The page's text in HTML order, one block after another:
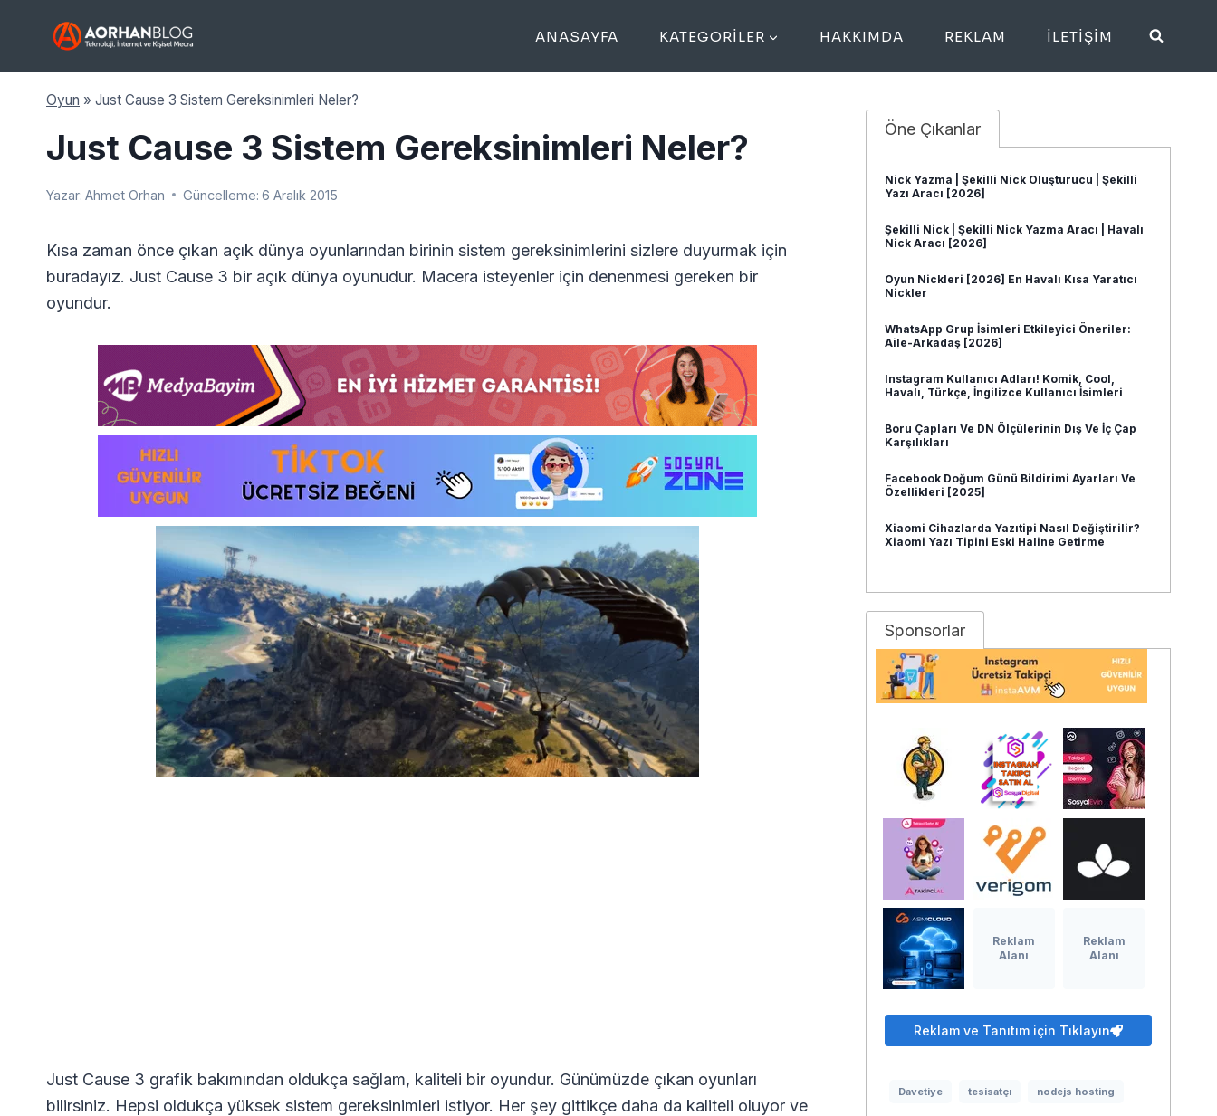
ANASAYFA KATEGORILER HAKKIMDA REKLAM İLETIŞIM
Oyun » Just Cause 3 Sistem Gereksinimleri Neler?
Just Cause 3 Sistem Gereksinimleri Neler?
Yazar: Ahmet Orhan Güncelleme: 6 Aralık 2015
Kısa zaman önce çıkan açık dünya oyunlarından birinin sistem gereksinimlerini sizlere duyurmak için
buradayız. Just Cause 3 bir açık dünya oyunudur. Macera isteyenler için denenmesi gereken bir
oyundur.
Just Cause 3 grafik bakımından oldukça sağlam, kaliteli bir oyundur. Günümüzde çıkan oyunları
bilirsiniz. Hepsi oldukça yüksek sistem gereksinimleri istiyor. Her şey gittikçe daha da kaliteli oluyor ve
Öne Çıkanlar
Nick Yazma | Şekilli Nick Oluşturucu | Şekilli
Yazı Aracı [2026]
Şekilli Nick | Şekilli Nick Yazma Aracı | Havalı
Nick Aracı [2026]
Oyun Nickleri [2026] En Havalı Kısa Yaratıcı
Nickler
WhatsApp Grup İsimleri Etkileyici Öneriler:
Aile-Arkadaş [2026]
Instagram Kullanıcı Adları! Komik, Cool,
Havalı, Türkçe, İngilizce Kullanıcı İsimleri
Boru Çapları Ve DN Ölçülerinin Dış Ve İç Çap
Karşılıkları
Facebook Doğum Günü Bildirimi Ayarları Ve
Özellikleri [2025]
Xiaomi Cihazlarda Yazıtipi Nasıl Değiştirilir?
Xiaomi Yazı Tipini Eski Haline Getirme
Sponsorlar
Reklam
Alanı
Reklam
Alanı
Reklam ve Tanıtım için Tıklayın
Davetiye tesisatçı nodejs hosting